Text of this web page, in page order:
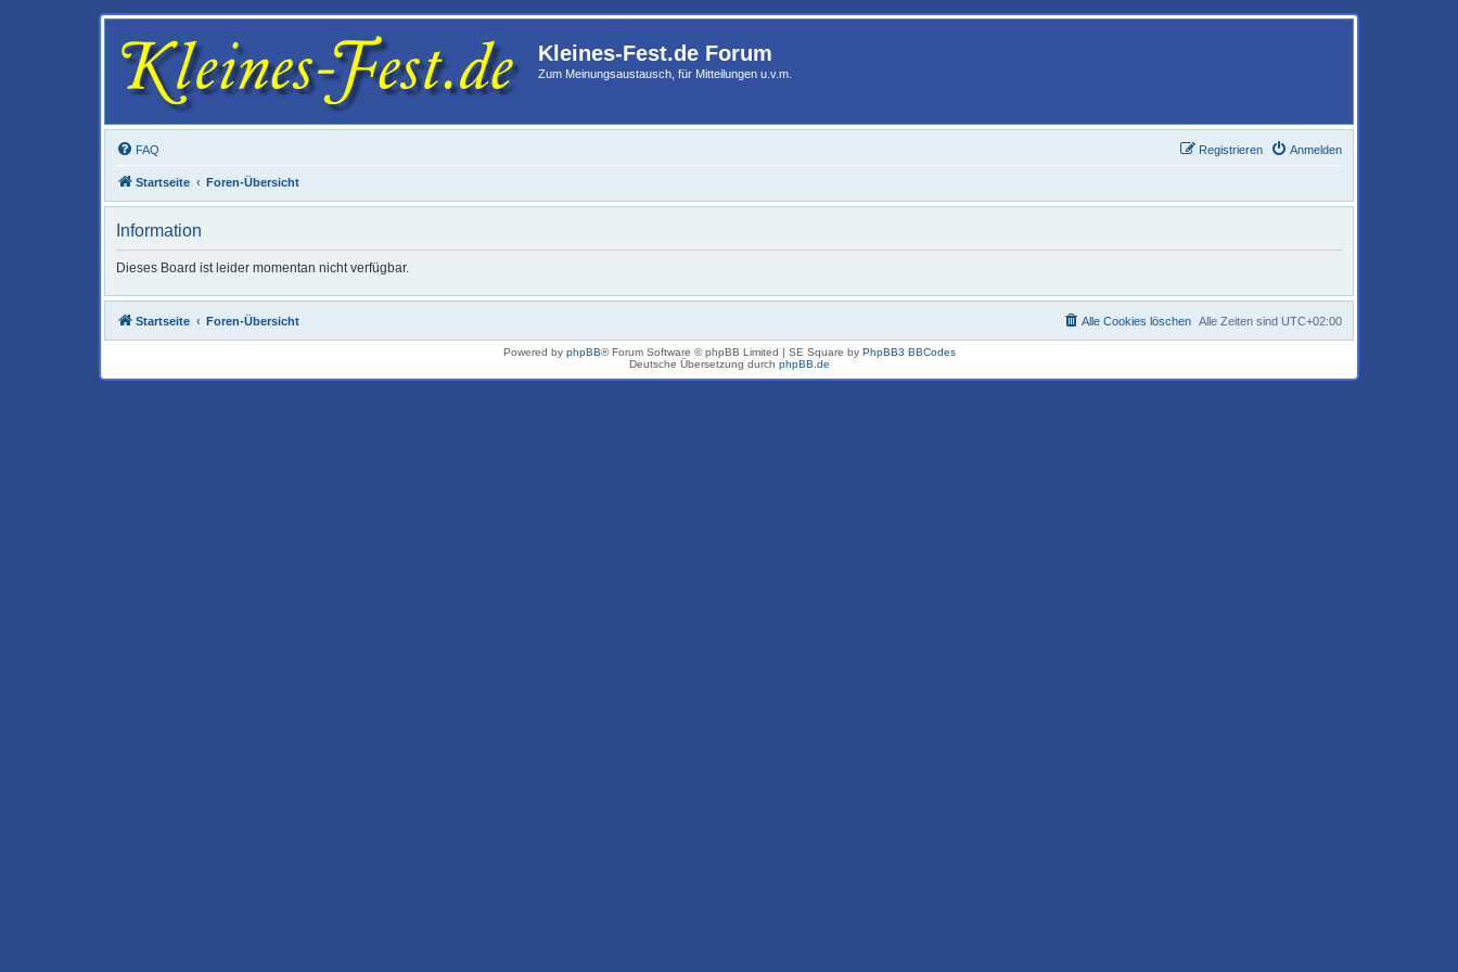
Kleines-Fest.de Forum
Zum Meinungsaustausch, für Mitteilungen u.v.m.
FAQ Anmelden
Registrieren
Startseite Foren-Übersicht
Information
Dieses Board ist leider momentan nicht verfügbar.
Startseite Foren-Übersicht Alle Zeiten sind UTC+02:00
Alle Cookies löschen
Powered by phpBB® Forum Software © phpBB Limited | SE Square by PhpBB3 BBCodes
Deutsche Übersetzung durch phpBB.de